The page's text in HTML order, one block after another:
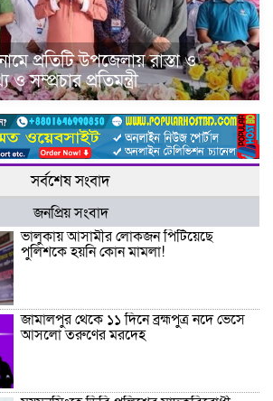
প্রতিটি উপজেলায় রাস্তা ও
ও সম্প্রচার প্রতিমন্ত্রী
সর্বশেষ সংবাদ
জনপ্রিয় সংবাদ
ভালুকায় আসামীর লোকজন পিটিয়েছে
পুলিশকে হয়নি কোন মামলা!
জামালপুর থেকে ১১ দিনে ব্রহ্মপুত্র নদে ভেসে
আসলো তরুণের মরদেহ